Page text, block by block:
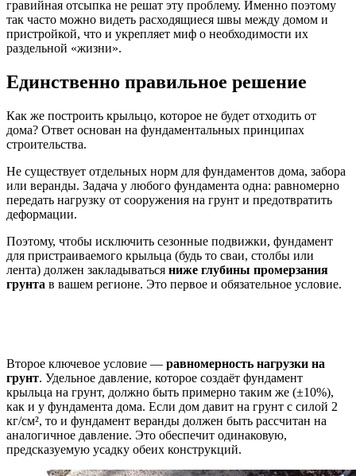
гравийная отсыпка не решат эту проблему. Именно поэтому
так часто можно видеть расходящиеся швы между домом и
пристройкой, что и укрепляет миф о необходимости их
раздельной «жизни».
Единственно правильное решение
Как же построить крыльцо, которое не будет отходить от
дома? Ответ основан на фундаментальных принципах
строительства.
Не существует отдельных норм для фундаментов дома, забора
или веранды. Задача у любого фундамента одна: равномерно
передать нагрузку от сооружения на грунт и предотвратить
деформации.
Поэтому, чтобы исключить сезонные подвижки, фундамент
для пристраиваемого крыльца (будь то сваи, столбы или
лента) должен закладываться ниже глубины промерзания
грунта в вашем регионе. Это первое и обязательное условие.
Второе ключевое условие — равномерность нагрузки на
грунт. Удельное давление, которое создаёт фундамент
крыльца на грунт, должно быть примерно таким же (±10%),
как и у фундамента дома. Если дом давит на грунт с силой 2
кг/см², то и фундамент веранды должен быть рассчитан на
аналогичное давление. Это обеспечит одинаковую,
предсказуемую усадку обеих конструкций.